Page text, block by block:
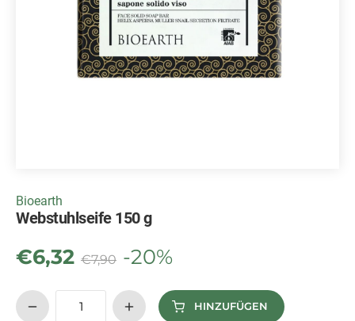
Bioearth
Webstuhlseife 150 g
€6,32 €7,90 -20%
HINZUFÜGEN